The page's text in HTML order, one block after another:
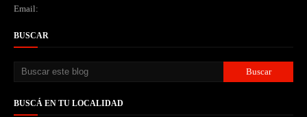
Email:
BUSCAR
BUSCÁ EN TU LOCALIDAD